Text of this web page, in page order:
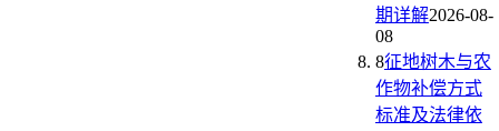
期详解2026-08-
08
8征地树木与农
作物补偿方式
标准及法律依